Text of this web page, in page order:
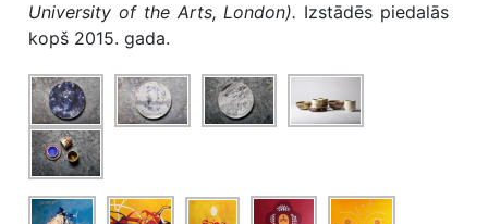
University of the Arts, London). Izstādēs piedalās
kopš 2015. gada.